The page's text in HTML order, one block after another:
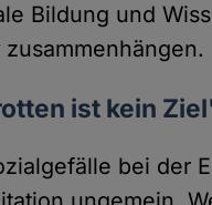
Bildung und
ist kein
bei der